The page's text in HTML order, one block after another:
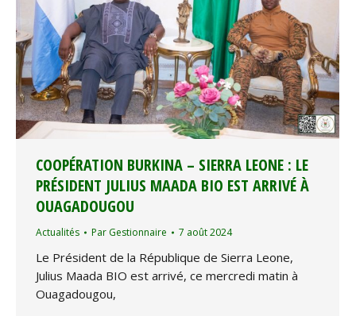
COOPÉRATION BURKINA – SIERRA LEONE : LE
PRÉSIDENT JULIUS MAADA BIO EST ARRIVÉ À
OUAGADOUGOU
Actualités Par Gestionnaire 7 août 2024
Le Président de la République de Sierra Leone,
Julius Maada BIO est arrivé, ce mercredi matin à
Ouagadougou,